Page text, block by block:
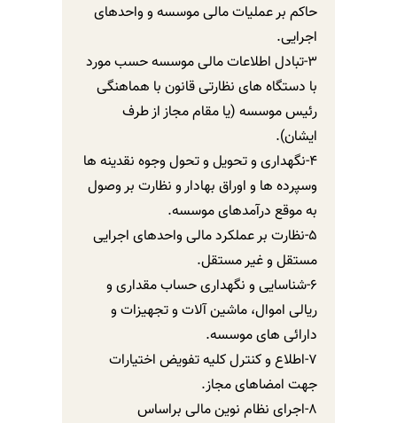
حاکم بر عملیات مالی موسسه و واحدهای
اجرایی.
3-تبادل اطلاعات مالی موسسه حسب مورد
با دستگاه های نظارتی قانون با هماهنگی
رئیس موسسه (یا مقام مجاز از طرف
ایشان).
4-نگهداری و تحویل و تحول وجوه نقدینه ها
وسپرده ها و اوراق بهادار و نظارت بر وصول
به موقع درآمدهای موسسه.
5-نظارت بر عملکرد مالی واحدهای اجرایی
مستقل و غیر مستقل.
6-شناسایی و نگهداری حساب مقداری و
ریالی اموال، ماشین آلات و تجهیزات و
دارائی های موسسه.
7-اطلاع و کنترل کلیه تفویض اختیارات
جهت امضاهای مجاز.
8-اجرای نظام نوین مالی براساس